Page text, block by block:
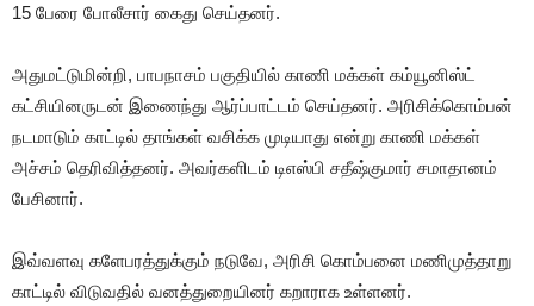
15 பேரை போலீசார் கைது செய்தனர்.
அதுமட்டுமின்றி, பாபநாசம் பகுதியில் காணி மக்கள் கம்யூனிஸ்ட்
கட்சியினருடன் இணைந்து ஆர்ப்பாட்டம் செய்தனர். அரிசிக்கொம்பன்
நடமாடும் காட்டில் தாங்கள் வசிக்க முடியாது என்று காணி மக்கள்
அச்சம் தெரிவித்தனர். அவர்களிடம் டிஎஸ்பி சதீஷ்குமார் சமாதானம்
பேசினார்.
இவ்வளவு களேபரத்துக்கும் நடுவே, அரிசி கொம்பனை மணிமுத்தாறு
காட்டில் விடுவதில் வனத்துறையினர் கறாராக உள்ளனர்.